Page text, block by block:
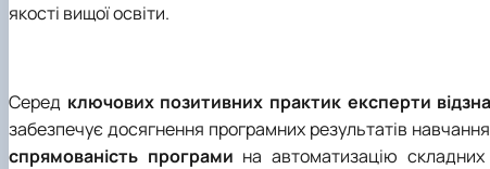
якості вищої освіти.
Серед ключових позитивних практик експерти
забезпечує досягнення програмних результатів
спрямованість програми на автоматизацію складних